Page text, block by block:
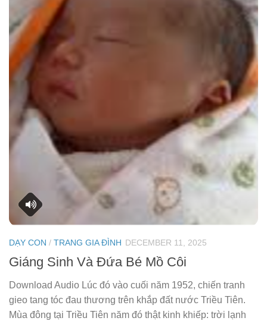
DẠY CON / TRANG GIA ĐÌNH DECEMBER 11, 2025
Giáng Sinh Và Đứa Bé Mồ Côi
Download Audio Lúc đó vào cuối năm 1952, chiến tranh
gieo tang tóc đau thương trên khắp đất nước Triều Tiên.
Mùa đông tại Triều Tiên năm đó thật kinh khiếp: trời lạnh